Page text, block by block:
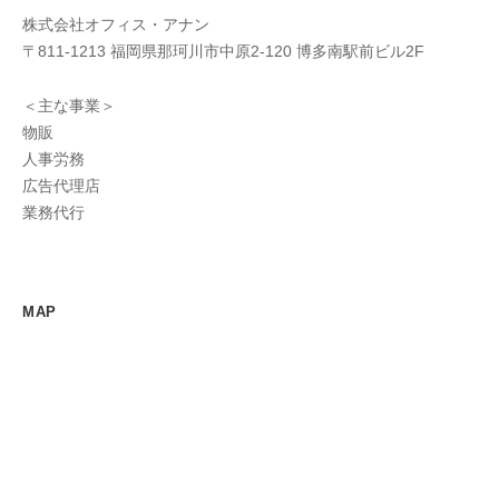
株式会社オフィス・アナン
〒811-1213 福岡県那珂川市中原2-120 博多南駅前ビル2F
＜主な事業＞
物販
人事労務
広告代理店
業務代行
MAP